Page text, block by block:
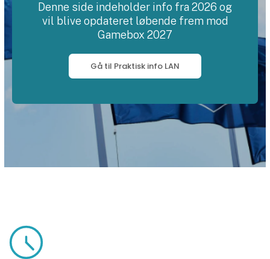
Denne side indeholder info fra 2026 og
vil blive opdateret løbende frem mod
Gamebox 2027
Gå til Praktisk info LAN